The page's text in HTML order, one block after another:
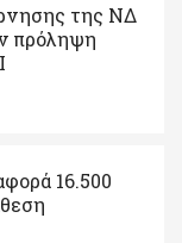
της ΝΔ
πρόληψη
16.500